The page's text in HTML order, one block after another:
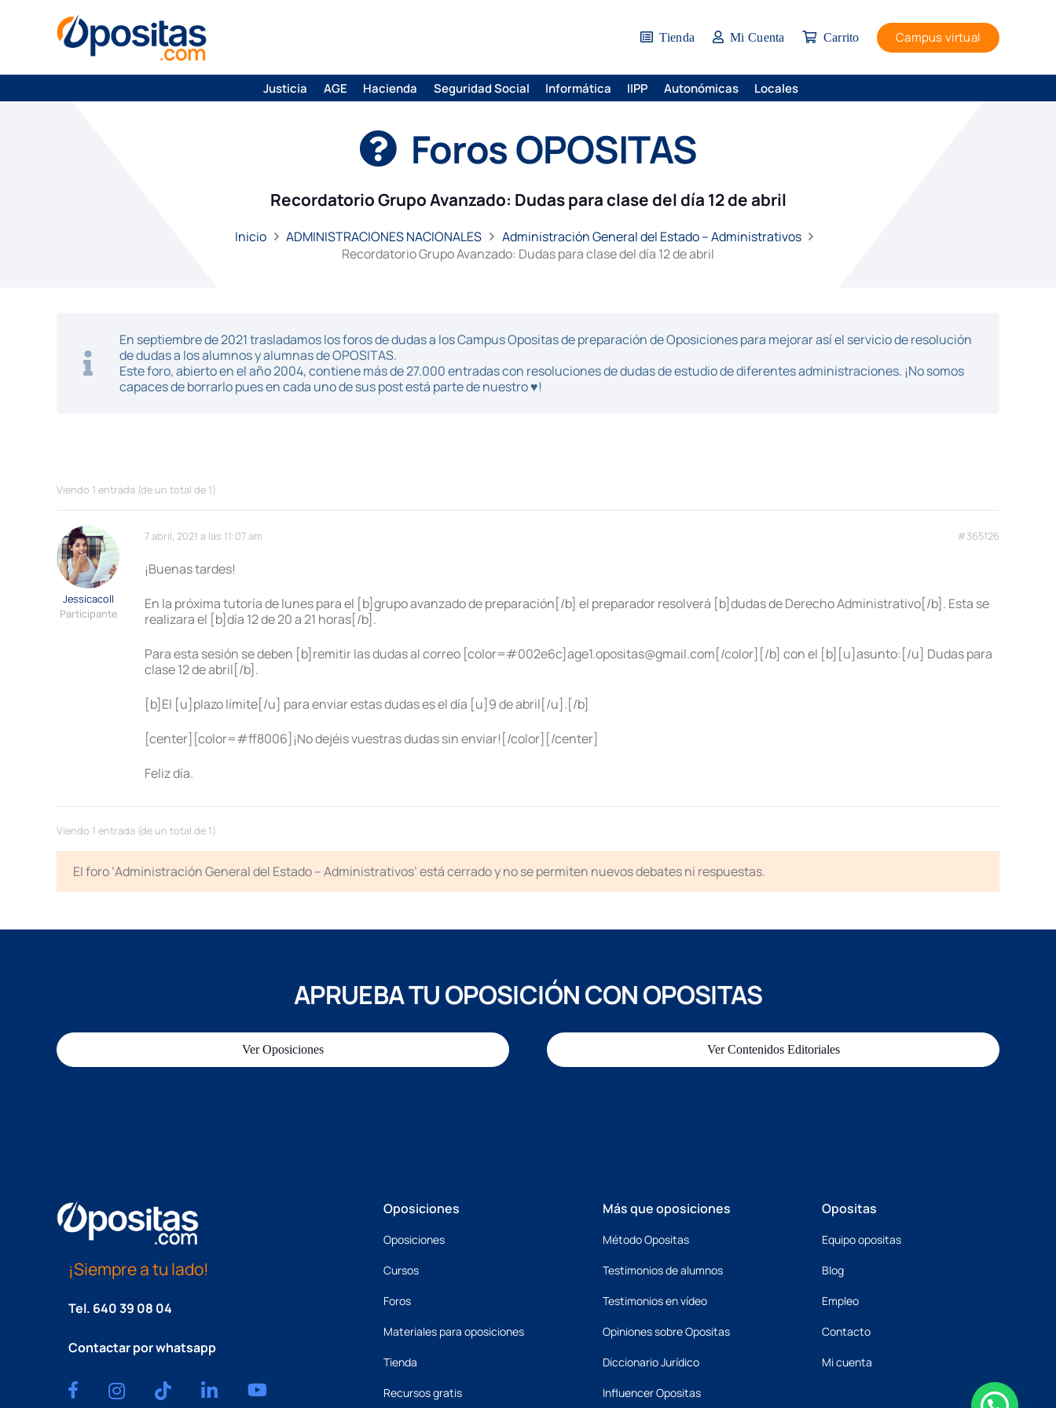
Tienda Mi Cuenta Carrito Campus virtual
Justicia AGE Hacienda Seguridad Social Informática IIPP Autonómicas Locales
Foros OPOSITAS
Recordatorio Grupo Avanzado: Dudas para clase del día 12 de abril
Inicio ADMINISTRACIONES NACIONALES
Administración General del Estado – Administrativos
Recordatorio Grupo Avanzado: Dudas para clase del día 12 de abril
En septiembre de 2021 trasladamos los foros de dudas a los Campus Opositas de preparación de Oposiciones para mejorar así el servicio de resolución
de dudas a los alumnos y alumnas de OPOSITAS.
Este foro, abierto en el año 2004, contiene más de 27.000 entradas con resoluciones de dudas de estudio de diferentes administraciones. ¡No somos
capaces de borrarlo pues en cada uno de sus post está parte de nuestro ♥!
Viendo 1 entrada (de un total de 1)
7 abril, 2021 a las 11:07 am #365126
Jessicacoll
Participante
¡Buenas tardes!
En la próxima tutoría de lunes para el [b]grupo avanzado de preparación[/b] el preparador resolverá [b]dudas de Derecho Administrativo[/b]. Esta se
realizara el [b]día 12 de 20 a 21 horas[/b].
Para esta sesión se deben [b]remitir las dudas al correo [color=#002e6c]age1.opositas@gmail.com[/color][/b] con el [b][u]asunto:[/u] Dudas para
clase 12 de abril[/b].
[b]El [u]plazo límite[/u] para enviar estas dudas es el día [u]9 de abril[/u].[/b]
[center][color=#ff8006]¡No dejéis vuestras dudas sin enviar![/color][/center]
Feliz día.
Viendo 1 entrada (de un total de 1)
El foro ‘Administración General del Estado – Administrativos’ está cerrado y no se permiten nuevos debates ni respuestas.
APRUEBA TU OPOSICIÓN CON OPOSITAS
Ver Oposiciones Ver Contenidos Editoriales
¡Siempre a tu lado!
Tel. 640 39 08 04
Contactar por whatsapp
Oposiciones
Oposiciones
Cursos
Foros
Materiales para oposiciones
Tienda
Recursos gratis
Más que oposiciones
Método Opositas
Testimonios de alumnos
Testimonios en vídeo
Opiniones sobre Opositas
Diccionario Jurídico
Influencer Opositas
Opositas
Equipo opositas
Blog
Empleo
Contacto
Mi cuenta